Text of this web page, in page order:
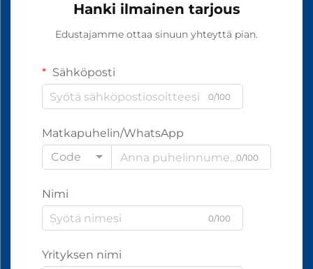
Hanki ilmainen tarjous
Edustajamme ottaa sinuun yhteyttä pian.
Sähköposti
0/100
Matkapuhelin/WhatsApp
Code
0/100
Nimi
0/100
Yrityksen nimi